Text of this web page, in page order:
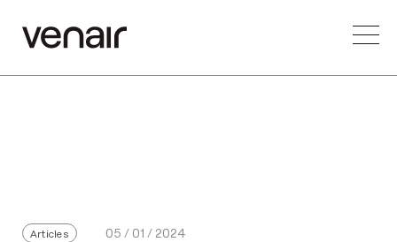
Articles 05 / 01 / 2024